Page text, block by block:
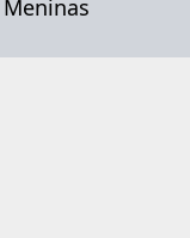
Meninas